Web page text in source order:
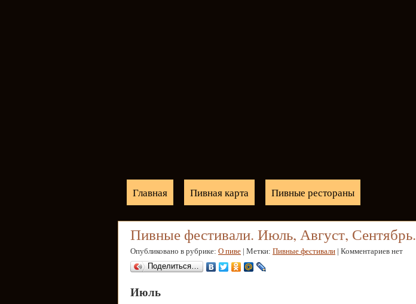
Главная Пивная карта Пивные рестораны
Пивные фестивали. Июль, Август, Сентябрь.
Опубликовано в рубрике: О пиве | Метки: Пивные фестивали | Комментариев нет
Поделиться…
Июль